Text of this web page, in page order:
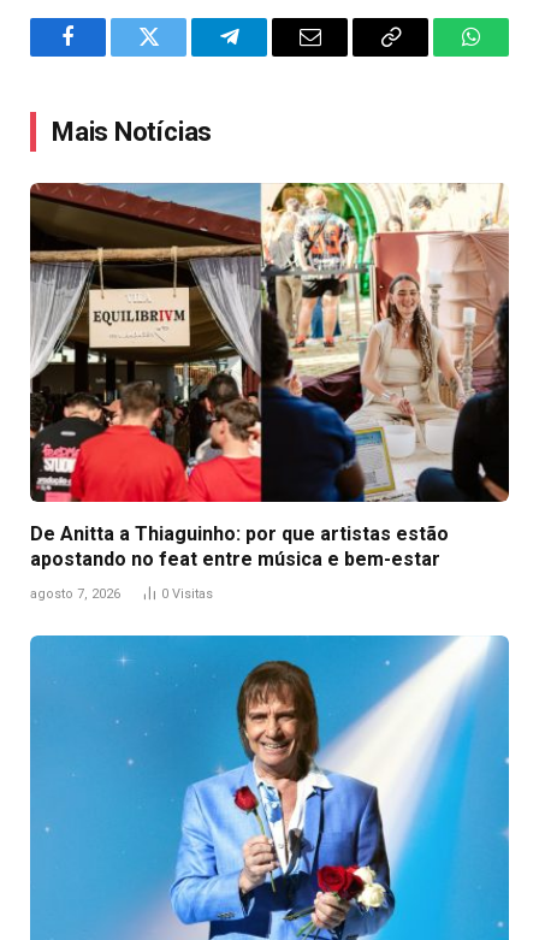
FacebookTwitter TelegramEmail
Copy
Mais Notícias
De Anitta a Thiaguinho: por que artistas estão
apostando no feat entre música e bem-estar
agosto 7, 2026 0 Visitas